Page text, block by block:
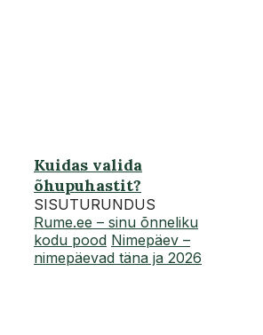
Kuidas valida
õhupuhastit?
SISUTURUNDUS
Rume.ee – sinu õnneliku
kodu pood Nimepäev –
nimepäevad täna ja 2026